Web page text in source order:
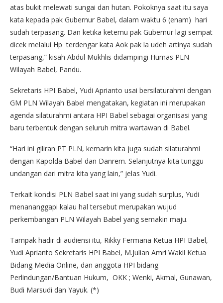
atas bukit melewati sungai dan hutan. Pokoknya saat itu saya
kata kepada pak Gubernur Babel, dalam waktu 6 (enam) hari
sudah terpasang. Dan ketika ketemu pak Gubernur lagi sempat
dicek melalui Hp terdengar kata Aok pak la udeh artinya sudah
terpasang,” kisah Abdul Mukhlis didampingi Humas PLN
Wilayah Babel, Pandu.
Sekretaris HPI Babel, Yudi Aprianto usai bersilaturahmi dengan
GM PLN Wilayah Babel mengatakan, kegiatan ini merupakan
agenda silaturahmi antara HPI Babel sebagai organisasi yang
baru terbentuk dengan seluruh mitra wartawan di Babel.
“Hari ini giliran PT PLN, kemarin kita juga sudah silaturahmi
dengan Kapolda Babel dan Danrem. Selanjutnya kita tunggu
undangan dari mitra kita yang lain,” jelas Yudi.
Terkait kondisi PLN Babel saat ini yang sudah surplus, Yudi
menananggapi kalau hal tersebut merupakan wujud
perkembangan PLN Wilayah Babel yang semakin maju.
Tampak hadir di audiensi itu, Rikky Fermana Ketua HPI Babel,
Yudi Aprianto Sekretaris HPI Babel, M.Julian Amri Wakil Ketua
Bidang Media Online, dan anggota HPI bidang
Perlindungan/Bantuan Hukum, OKK ; Wenki, Akmal, Gunawan,
Budi Marsudi dan Yayuk. (*)